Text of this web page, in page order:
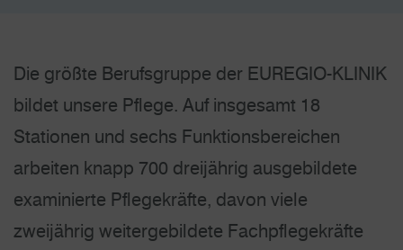
Die größte Berufsgruppe der EUREGIO-KLINIK
bildet unsere Pflege. Auf insgesamt 18
Stationen und sechs Funktions­bereichen
arbeiten knapp 700 dreijährig ausgebildete
examinierte Pflegekräfte, davon viele
zweijährig weitergebildete Fachpflegekräfte